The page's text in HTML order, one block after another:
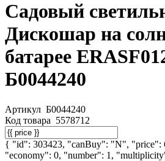
Садовый
Дискошар на
батарее
Б0044240
Артикул Б0044240
Код товара 5578712
{ "id": 303423, "canBuy": "N", "price":
"economy": 0, "number": 1,